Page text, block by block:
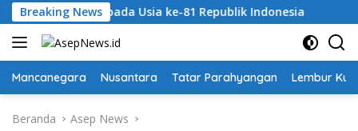
Langsung
ke
konten
Breaking News
pada Usia ke-81 Republik Indonesia
Mancanegara Nusantara Tatar Parahyangan Lembur
Beranda Asep News